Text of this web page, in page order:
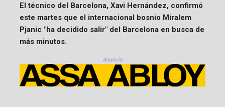
El técnico del Barcelona, Xavi Hernández, confirmó
este martes que el internacional bosnio Miralem
Pjanic "ha decidido salir" del Barcelona en busca de
más minutos.
Anuncio